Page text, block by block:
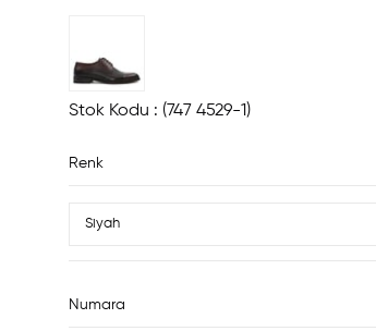
Stok Kodu (747 4529-1)
Renk
Numara